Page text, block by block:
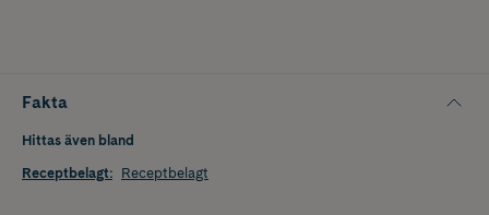
Fakta
Hittas även bland
Receptbelagt: Receptbelagt